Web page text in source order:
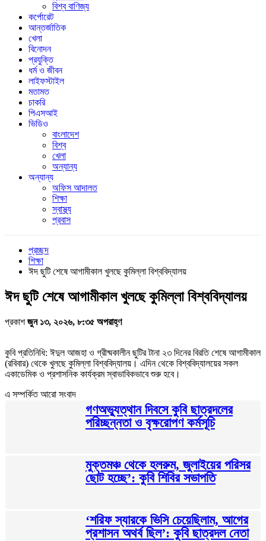
বিশ্ব বাণিজ্য
কর্পোরেট
আন্তর্জাতিক
খেলা
বিনোদন
প্রযুক্তি
ধর্ম ও জীবন
লাইফস্টাইল
মতামত
চাকরি
পিএসআই
ভিডিও
বাংলাদেশ
বিশ্ব
খেলা
অন্যান্য
অন্যান্য
অফিস আদালত
শিক্ষা
স্বাস্থ্য
প্রবাস
প্রচ্ছদ
শিক্ষা
ঈদ ছুটি শেষে আগামীকাল খুলছে কুমিল্লা বিশ্ববিদ্যালয়
ঈদ ছুটি শেষে আগামীকাল খুলছে কুমিল্লা বিশ্ববিদ্যালয়
প্রকাশজুন ১৩, ২০২৬, ৮:৩৫ অপরাহ্ণ
কুবি প্রতিনিধি: ঈদুল আজহা ও গ্রীষ্মকালীন ছুটির টানা ২৩ দিনের বিরতি শেষে আগামীকাল
(রবিবার) থেকে খুলছে কুমিল্লা বিশ্ববিদ্যালয়। এদিন থেকে বিশ্ববিদ্যালয়ের সকল
একাডেমিক ও প্রশাসনিক কার্যক্রম স্বাভাবিকভাবে শুরু হবে।
এ সম্পর্কিত আরো সংবাদ
গণঅভ্যুত্থান দিবসে কুবি ছাত্রদলের
পরিচ্ছন্নতা ও বৃক্ষরোপণ কর্মসূচি
মুক্তমঞ্চ থেকে হলরুম, জুলাইয়ের পরিসর
ছোট হচ্ছে’: কুবি শিবির সভাপতি
‘শরিফ স্যারকে ভিসি চেয়েছিলাম, আগের
প্রশাসন অথর্ব ছিল’: কুবি ছাত্রদল নেতা